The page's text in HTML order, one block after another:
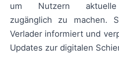
um Nutzern aktuelle
zugänglich zu machen.
Verlader informiert und
Updates zur digitalen